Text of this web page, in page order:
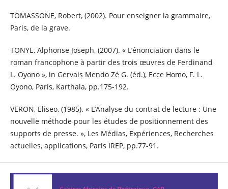
TOMASSONE, Robert, (2002). Pour enseigner la grammaire,
Paris, de la grave.
TONYE, Alphonse Joseph, (2007). « L’énonciation dans le
roman francophone à partir des trois œuvres de Ferdinand
L. Oyono », in Gervais Mendo Zé G. (éd.), Ecce Homo, F. L.
Oyono, Paris, Karthala, pp.175-192.
VERON, Eliseo, (1985). « L’Analyse du contrat de lecture : Une
nouvelle méthode pour les études de positionnement des
supports de presse. », Les Médias, Expériences, Recherches
actuelles, applications, Paris IREP, pp.77-91.